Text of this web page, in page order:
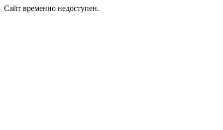
Сайт временно недоступен.